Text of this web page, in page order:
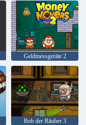
Geldmessgeräte 2
Bob der Räuber 3